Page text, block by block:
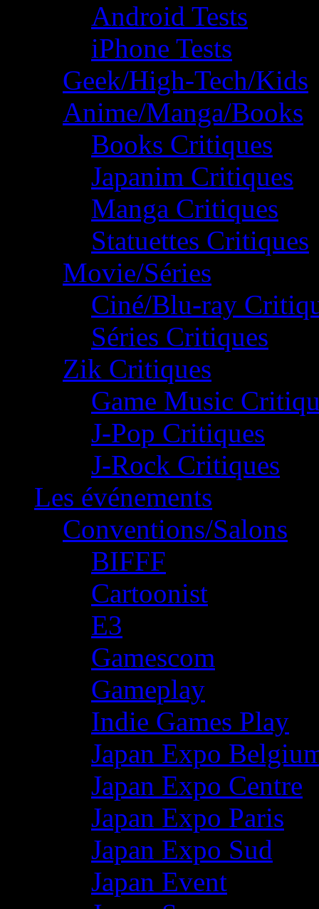
Android Tests
iPhone Tests
Geek/High-Tech/Kids
Anime/Manga/Books
Books Critiques
Japanim Critiques
Manga Critiques
Statuettes Critiques
Movie/Séries
Ciné/Blu-ray
Séries Critiques
Zik Critiques
Game Music
J-Pop Critiques
J-Rock Critiques
Les événements
Conventions/Salons
BIFFF
Cartoonist
E3
Gamescom
Gameplay
Indie Games Play
Japan Expo
Japan Expo Centre
Japan Expo Paris
Japan Expo Sud
Japan Event